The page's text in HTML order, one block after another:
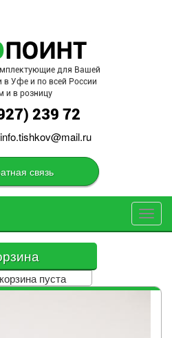
для Вашей
в Уфе и по всей России
и в розницу
239 72
info.tishkov@mail.ru
связь
пуста